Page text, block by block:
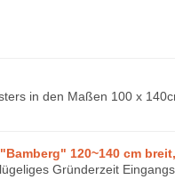
in den Maßen 100 x
120~140 cm
Gründerzeit